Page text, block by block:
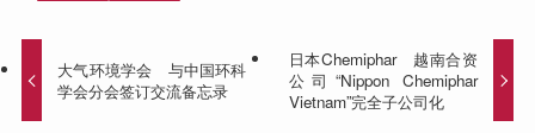
大气环境学会 与中国环科
学会分会签订交流备忘录
日本Chemiphar 越南合资
公司“Nippon Chemiphar
Vietnam”完全子公司化